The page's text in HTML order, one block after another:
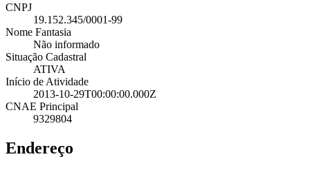
CNPJ
19.152.345/0001-99
Nome Fantasia
Não informado
Situação Cadastral
ATIVA
Início de Atividade
2013-10-29T00:00:00.000Z
CNAE Principal
9329804
Endereço